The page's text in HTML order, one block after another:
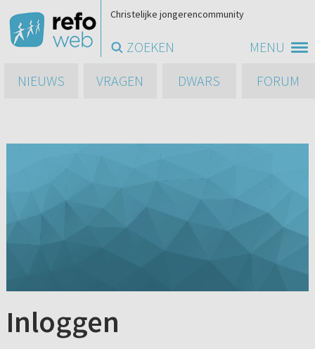
MENU
Christelijke jongerencommunity
ZOEKEN
NIEUWS
VRAGEN DWARS FORUM
Inloggen